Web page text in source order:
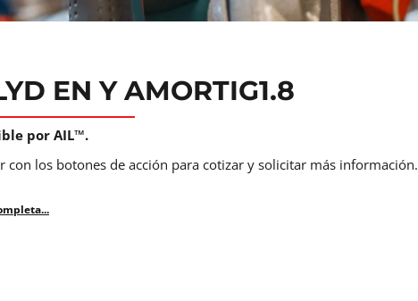
EN Y AMORTIG1.8
por AIL™.
con los botones de acción para cotizar y solicitar más información.